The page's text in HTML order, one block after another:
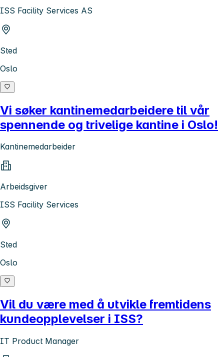
ISS Facility Services AS
Sted
Oslo
Vi søker kantinemedarbeidere til vår
spennende og trivelige kantine i Oslo!
Kantinemedarbeider
Arbeidsgiver
ISS Facility Services
Sted
Oslo
Vil du være med å utvikle fremtidens
kundeopplevelser i ISS?
IT Product Manager